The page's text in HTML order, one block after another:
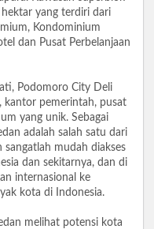
yang terdiri dari
Kondominium
dan Pusat Perbelanjaan
Podomoro City Deli
kantor pemerintah, pusat
yang unik. Sebagai
adalah salah satu dari
mudah diakses
dan sekitarnya, dan di
internasional ke
kota di Indonesia.
melihat potensi kota